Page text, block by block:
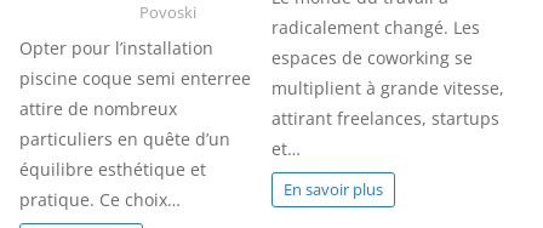
Povoski
Opter pour l’installation
piscine coque semi enterree
attire de nombreux
particuliers en quête d’un
équilibre esthétique et
pratique. Ce choix…
radicalement changé. Les
espaces de coworking se
multiplient à grande vitesse,
attirant freelances, startups
et…
En savoir plus